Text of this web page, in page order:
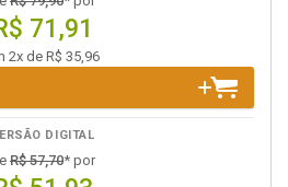
71,91
2x de R$ 35,96
DIGITAL
R$ 57,70* por